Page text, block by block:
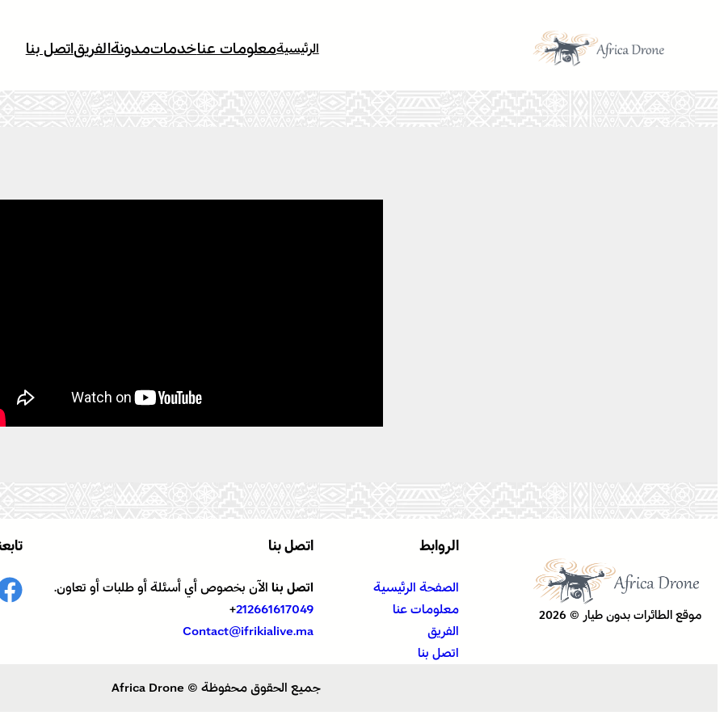
الرئيسيةمعلومات عناخدماتمدونةالفريقاتصل بنا
موقع الطائرات بدون طيار © 2026
الروابط
الصفحة الرئيسية
معلومات عنا
الفريق
اتصل بنا
اتصل بنا
اتصل بنا الآن بخصوص أي أسئلة أو طلبات أو تعاون.
212661617049
+
Contact@ifrikialive.ma
جميع الحقوق محفوظة © Africa Drone